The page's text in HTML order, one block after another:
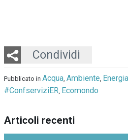
Condividi
Twitter
LinkedIn
Email
Whatsapp
Pubblicato in Acqua, Ambiente, Energia
#ConfserviziER, Ecomondo
Articoli recenti